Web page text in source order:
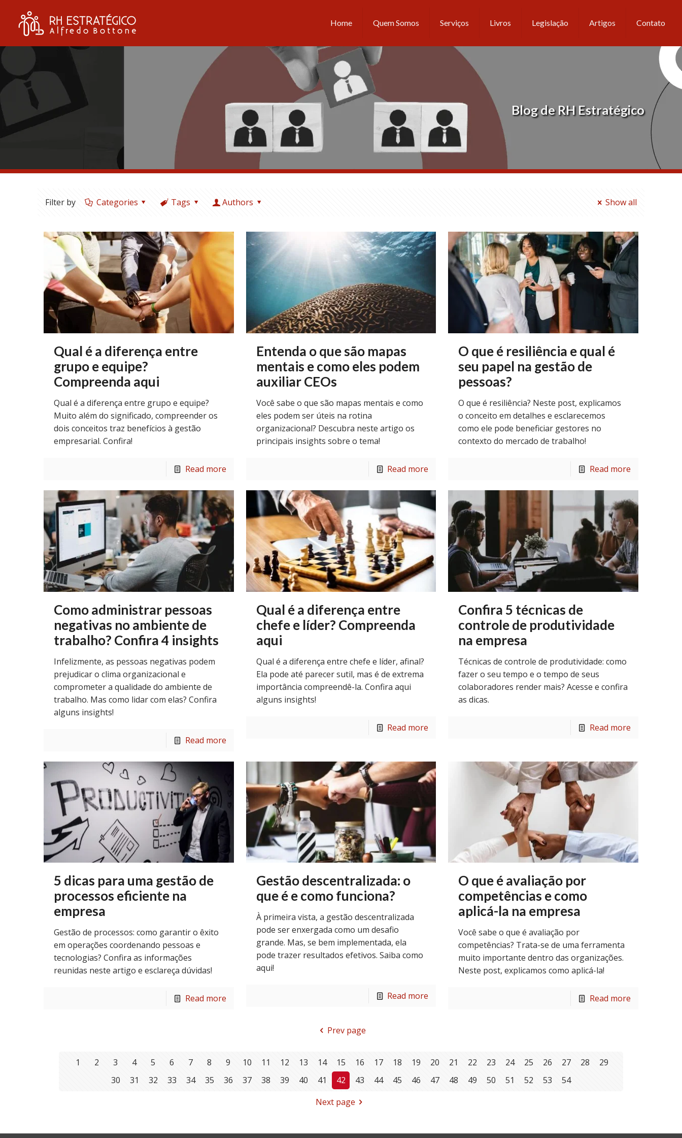
Home Quem Somos Serviços Livros Legislação Artigos Contato
Blog de RH Estratégico
Filter by Categories Tags Authors Show all
Qual é a diferença entre
grupo e equipe?
Compreenda aqui
Qual é a diferença entre grupo e equipe?
Muito além do significado, compreender os
dois conceitos traz benefícios à gestão
empresarial. Confira!
Read more
Entenda o que são mapas
mentais e como eles podem
auxiliar CEOs
Você sabe o que são mapas mentais e como
eles podem ser úteis na rotina
organizacional? Descubra neste artigo os
principais insights sobre o tema!
Read more
O que é resiliência e qual é
seu papel na gestão de
pessoas?
O que é resiliência? Neste post, explicamos
o conceito em detalhes e esclarecemos
como ele pode beneficiar gestores no
contexto do mercado de trabalho!
Read more
Como administrar pessoas
negativas no ambiente de
trabalho? Confira 4 insights
Infelizmente, as pessoas negativas podem
prejudicar o clima organizacional e
comprometer a qualidade do ambiente de
trabalho. Mas como lidar com elas? Confira
alguns insights!
Read more
Qual é a diferença entre
chefe e líder? Compreenda
aqui
Qual é a diferença entre chefe e líder, afinal?
Ela pode até parecer sutil, mas é de extrema
importância compreendê-la. Confira aqui
alguns insights!
Read more
Confira 5 técnicas de
controle de produtividade
na empresa
Técnicas de controle de produtividade: como
fazer o seu tempo e o tempo de seus
colaboradores render mais? Acesse e confira
as dicas.
Read more
5 dicas para uma gestão de
processos eficiente na
empresa
Gestão de processos: como garantir o êxito
em operações coordenando pessoas e
tecnologias? Confira as informações
reunidas neste artigo e esclareça dúvidas!
Read more
Gestão descentralizada: o
que é e como funciona?
À primeira vista, a gestão descentralizada
pode ser enxergada como um desafio
grande. Mas, se bem implementada, ela
pode trazer resultados efetivos. Saiba como
aqui!
Read more
O que é avaliação por
competências e como
aplicá-la na empresa
Você sabe o que é avaliação por
competências? Trata-se de uma ferramenta
muito importante dentro das organizações.
Neste post, explicamos como aplicá-la!
Read more
Prev page
1 2 3 4 5 6 7 8 9 10 11 12 13 14 15 16 17 18 19 20 21 22 23 24 25 26 27 28
29
30
31 32 33 34 35 36 37 38 39 40 41 42 43 44 45 46 47 48 49 50 51 52 53
54
Next page